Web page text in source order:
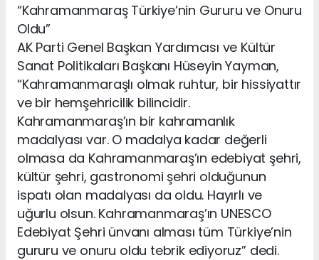
“Kahramanmaraş Türkiye’nin Gururu ve Onuru
Oldu”
AK Parti Genel Başkan Yardımcısı ve Kültür
Sanat Politikaları Başkanı Hüseyin Yayman,
“Kahramanmaraşlı olmak ruhtur, bir hissiyattır
ve bir hemşehricilik bilincidir.
Kahramanmaraş’ın bir kahramanlık
madalyası var. O madalya kadar değerli
olmasa da Kahramanmaraş’ın edebiyat şehri,
kültür şehri, gastronomi şehri olduğunun
ispatı olan madalyası da oldu. Hayırlı ve
uğurlu olsun. Kahramanmaraş’ın UNESCO
Edebiyat Şehri ünvanı alması tüm Türkiye’nin
gururu ve onuru oldu tebrik ediyoruz” dedi.